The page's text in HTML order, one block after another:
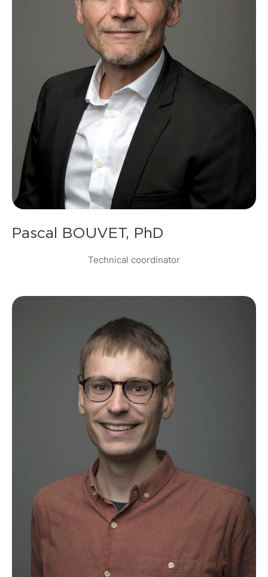
Pascal BOUVET, PhD
Technical coordinator